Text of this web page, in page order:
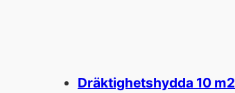
Dräktighetshydda 10 m2